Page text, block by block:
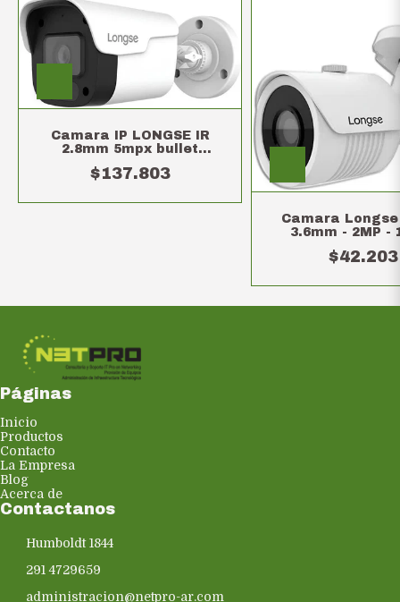
Camara IP LONGSE IR
2.8mm 5mpx bullet
$137.803
Camara
3.6mm - 2MP -
$42.203
Páginas
Inicio
Productos
Contacto
La Empresa
Blog
Acerca de
Contactanos
Humboldt 1844
291 4729659
administracion@netpro-ar.com